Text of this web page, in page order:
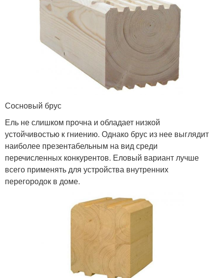
Сосновый брус
Ель не слишком прочна и обладает низкой
устойчивостью к гниению. Однако брус из нее выглядит
наиболее презентабельным на вид среди
перечисленных конкурентов. Еловый вариант лучше
всего применять для устройства внутренних
перегородок в доме.